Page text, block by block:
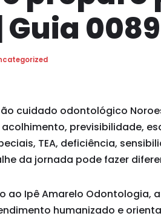
cuidado odontológico
previsibilidade,
TEA, deficiência,
da jornada pode fazer
ao Ipê Amarelo
humanizado e